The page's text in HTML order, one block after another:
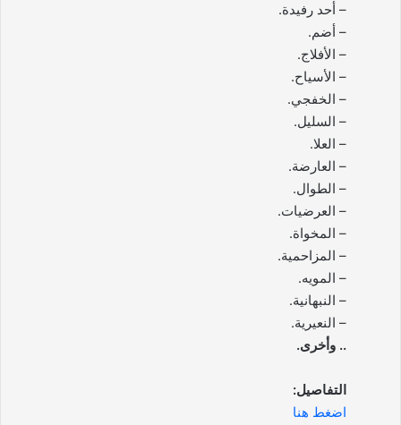
– أحد رفيدة.
– أضم.
– الأفلاج.
– الأسياح.
– الخفجي.
– السليل.
– العلا.
– العارضة.
– الطوال.
– العرضيات.
– المخواة.
– المزاحمية.
– المويه.
– النبهانية.
– النعيرية.
.. وأخرى.
التفاصيل:
اضغط هنا